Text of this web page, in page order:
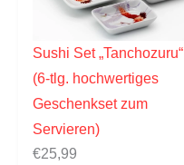
Sushi Set „Tanchozuru“
(6-tlg. hochwertiges
Geschenkset zum
Servieren)
€25,99